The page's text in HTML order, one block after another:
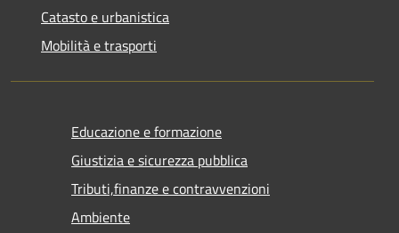
Catasto e urbanistica
Mobilità e trasporti
Educazione e formazione
Giustizia e sicurezza pubblica
Tributi,finanze e contravvenzioni
Ambiente